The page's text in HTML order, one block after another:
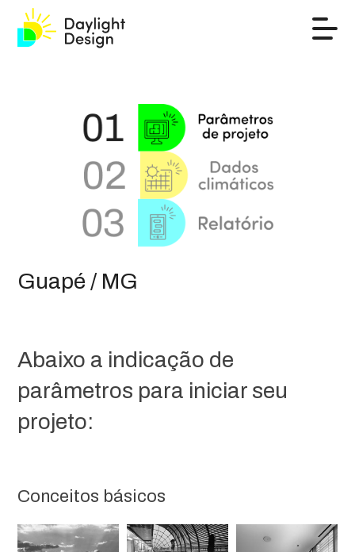
Guapé / MG
Abaixo a indicação de
parâmetros para iniciar seu
projeto:
Conceitos básicos